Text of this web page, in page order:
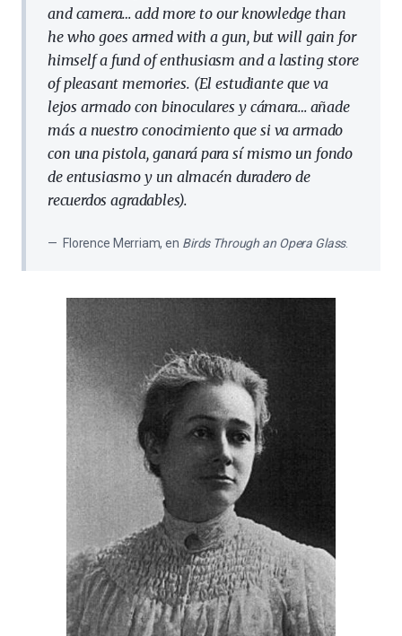
and camera… add more to our knowledge than
he who goes armed with a gun, but will gain for
himself a fund of enthusiasm and a lasting store
of pleasant memories. (El estudiante que va
lejos armado con binoculares y cámara… añade
más a nuestro conocimiento que si va armado
con una pistola, ganará para sí mismo un fondo
de entusiasmo y un almacén duradero de
recuerdos agradables).
Florence Merriam, en Birds Through an Opera Glass.